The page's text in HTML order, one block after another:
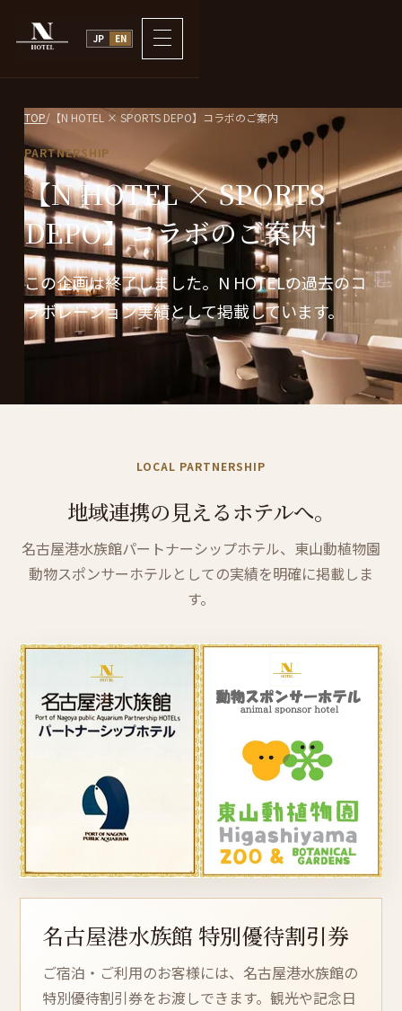
JP EN
TOP/【N HOTEL × SPORTS DEPO】コラボのご案内
PARTNERSHIP
【N HOTEL × SPORTS
DEPO】コラボのご案内
この企画は終了しました。N HOTELの過去のコ
ラボレーション実績として掲載しています。
LOCAL PARTNERSHIP
地域連携の 見えるホテルへ。
名古屋港水族館パートナーシップホテル、東山動植物園
動物スポンサーホテルとしての実績を明確に掲載しま
す。
名古屋港水族館 特別優待割引券
ご宿泊・ご利用のお客様には、名古屋港水族館の
特別優待割引券をお渡しできます。観光や記念日